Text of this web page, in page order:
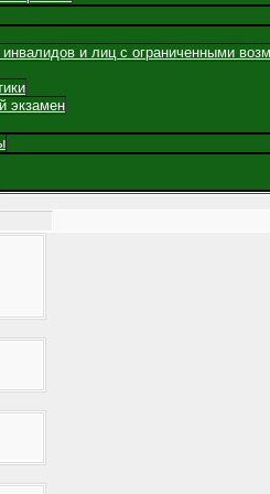
и лиц с ограниченными
экзамен